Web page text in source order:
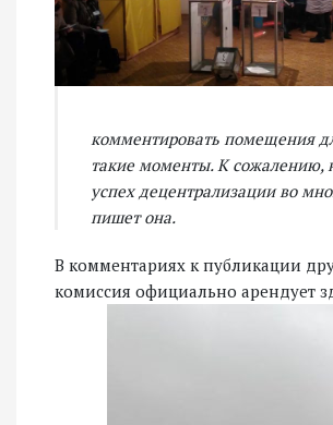
комментировать помещения
такие моменты. К сожалению,
успех децентрализации во
пишет она.
В комментариях к публикации
комиссия официально арендует